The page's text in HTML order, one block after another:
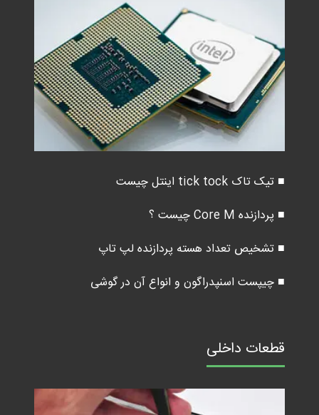
■ تیک تاک tick tock اینتل چیست
■ پردازنده Core M چیست ؟
■ تشخیص تعداد هسته پردازنده لپ تاپ
■ چیپست اسنپدراگون و انواع آن در گوشی
قطعات داخلی